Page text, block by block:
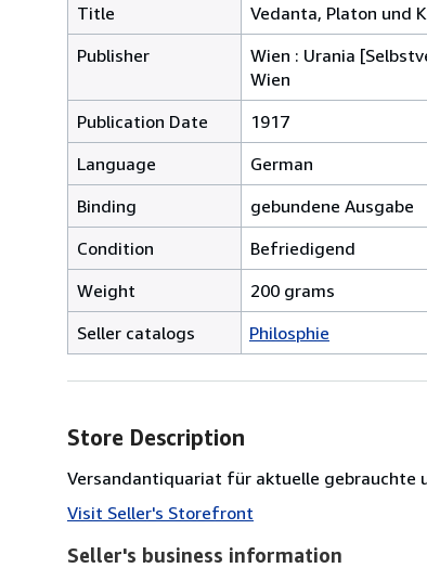
Title
Vedanta, Platon und
Publisher
Wien : Urania
Wien
Publication Date
1917
Language
German
Binding
gebundene Ausgabe
Condition
Befriedigend
Weight
200 grams
Seller catalogs
Philosphie
Store Description
Versandantiquariat für aktuelle gebrauchte
Visit Seller's Storefront
Seller's business information